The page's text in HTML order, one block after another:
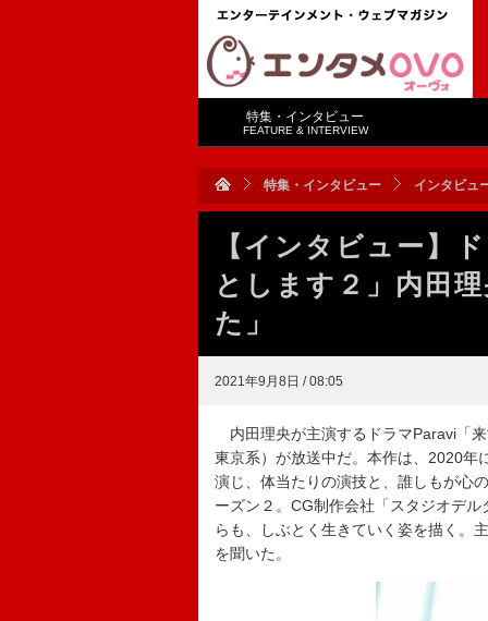
特集・インタビュー
FEATURE & INTERVIEW
特集・インタビュー インタビュ
【インタビュー】
とします２」内田
た」
2021年9月8日 / 08:05
内田理央が主演するドラマParavi「
東京系）が放送中だ。本作は、2020年
演じ、体当たりの演技と、誰しもが心
ーズン２。CG制作会社「スタジオデ
らも、しぶとく生きていく姿を描く。
を聞いた。